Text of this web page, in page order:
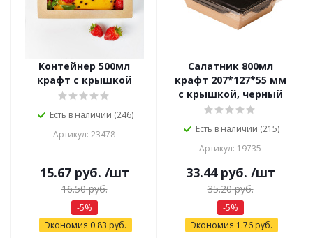
Контейнер 500мл
крафт с крышкой
Есть в наличии (246)
Артикул: 23478
15.67руб. /шт
16.50руб.
-5%
Экономия 0.83 руб.
Салатник 800мл
крафт 207*127*55 мм
с крышкой, черный
Есть в наличии (215)
Артикул: 19735
33.44руб. /шт
35.20руб.
-5%
Экономия 1.76руб.